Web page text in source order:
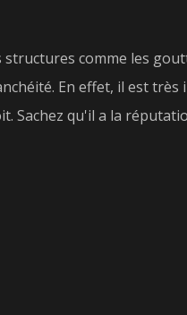
structures comme les
En effet, il est
Sachez qu'il a la